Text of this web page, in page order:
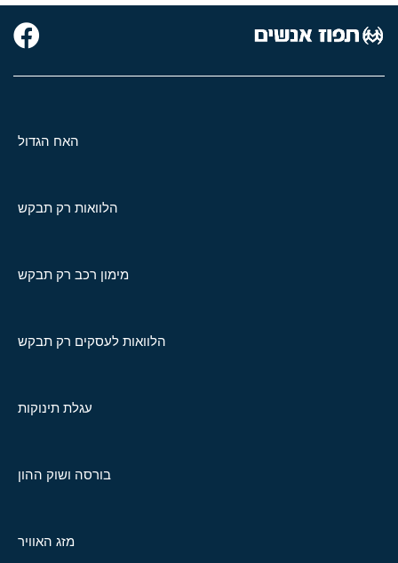
האח הגדול
הלוואות רק תבקש
מימון רכב רק תבקש
הלוואות לעסקים רק תבקש
עגלת תינוקות
בורסה ושוק ההון
מזג האוויר